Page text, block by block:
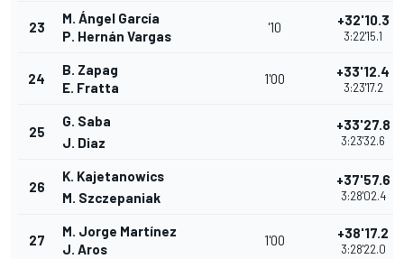
23
M. Ángel García
P. Hernán Vargas
'10 +32'10.3
3:22'15.1
24
B. Zapag
E. Fratta
1'00 +33'12.4
3:23'17.2
25
G. Saba
J. Diaz
+33'27.8
3:23'32.6
26
K. Kajetanowics
M. Szczepaniak
+37'57.6
3:28'02.4
27
M. Jorge Martínez
J. Aros
1'00 +38'17.2
3:28'22.0